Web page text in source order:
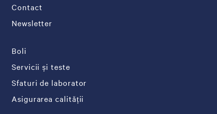
Contact
Newsletter
Boli
Servicii și teste
Sfaturi de laborator
Asigurarea calității